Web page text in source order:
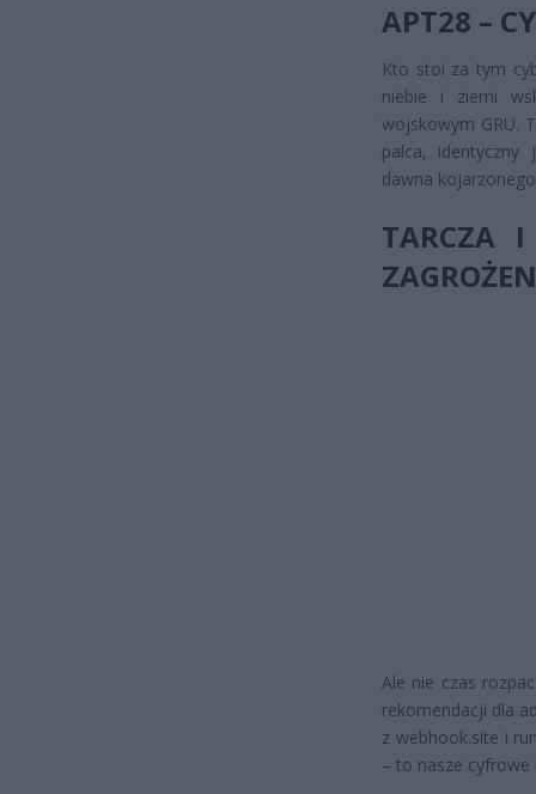
APT28 –
Kto stoi za tym
niebie i ziemi
wojskowym GRU.
palca, identyczny
dawna
TARCZA
Ale nie czas
rekomendacji dla
z webhook.site i
– to nasze